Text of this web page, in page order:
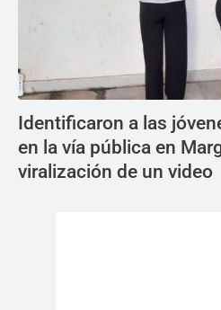
Identificaron a las
en la vía pública en
viralización de un video